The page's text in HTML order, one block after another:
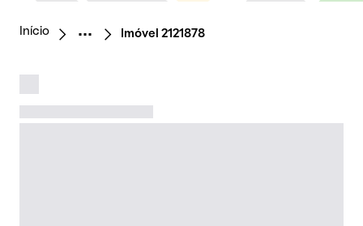
Início Imóvel 2121878